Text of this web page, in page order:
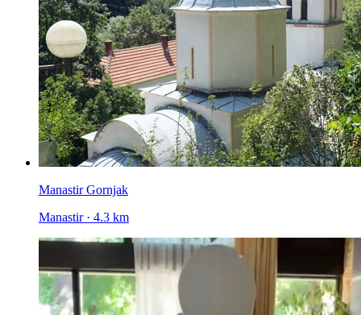
Manastir Gornjak
Manastir · 4.3 km